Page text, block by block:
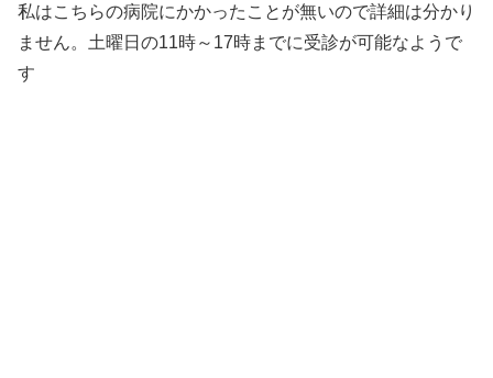
私はこちらの病院にかかったことが無いので詳細は分かり
ません。土曜日の11時～17時までに受診が可能なようで
す